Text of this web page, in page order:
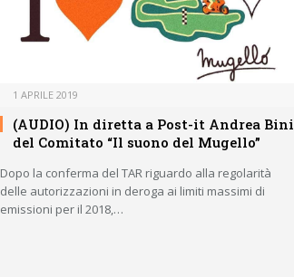
1 APRILE 2019
(AUDIO) In diretta a Post-it Andrea Bini
del Comitato “Il suono del Mugello”
Dopo la conferma del TAR riguardo alla regolarità
delle autorizzazioni in deroga ai limiti massimi di
emissioni per il 2018,…